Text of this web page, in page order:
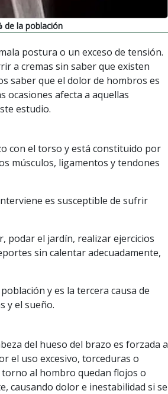
de la población
postura o un exceso de tensión.
a cremas sin saber que existen
saber que el dolor de hombros es
ocasiones afecta a aquellas
estudio.
con el torso y está constituido por
músculos, ligamentos y tendones
es susceptible de sufrir
podar el jardín, realizar ejercicios
sin calentar adecuadamente,
y es la tercera causa de
y el sueño.
del hueso del brazo es forzada a
el uso excesivo, torceduras o
al hombro quedan flojos o
causando dolor e inestabilidad si se